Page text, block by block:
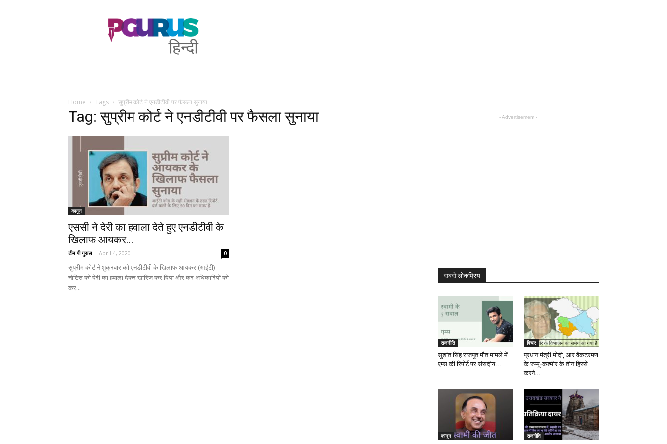
PGurus
Hindi
Home Tags सुप्रीम कोर्ट ने एनडीटीवी पर फैसला सुनाया
Tag: सुप्रीम कोर्ट ने एनडीटीवी पर फैसला सुनाया
कानून
एससी ने देरी का हवाला देते हुए एनडीटीवी के
खिलाफ आयकर...
टीम पी गुरुस - April 4, 2020 0
सुप्रीम कोर्ट ने शुक्रवार को एनडीटीवी के खिलाफ आयकर (आईटी)
नोटिस को देरी का हवाला देकर खारिज कर दिया और कर अधिकारियों को
कर...
- Advertisement -
सबसे लोकप्रिय
राजनीति
सुशांत सिंह राजपूत मौत मामले में
एम्स की रिपोर्ट पर संसदीय...
विचार
प्रधान मंत्री मोदी, आर वेंकटरमण
के जम्मू-कश्मीर के तीन हिस्से
करने...
कानून राजनीति